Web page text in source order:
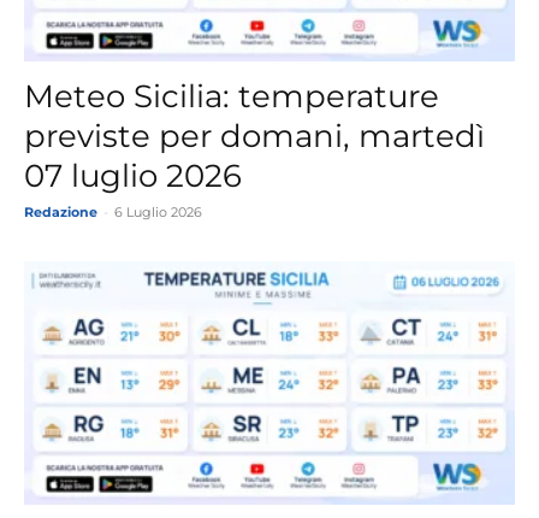
Meteo Sicilia: temperature
previste per domani, martedì
07 luglio 2026
Redazione 6 Luglio 2026